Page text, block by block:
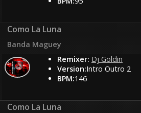
Como La Luna
Banda Maguey
Remixer: Dj Goldin
Version:Intro Outro 2
BPM:146
Como La Luna